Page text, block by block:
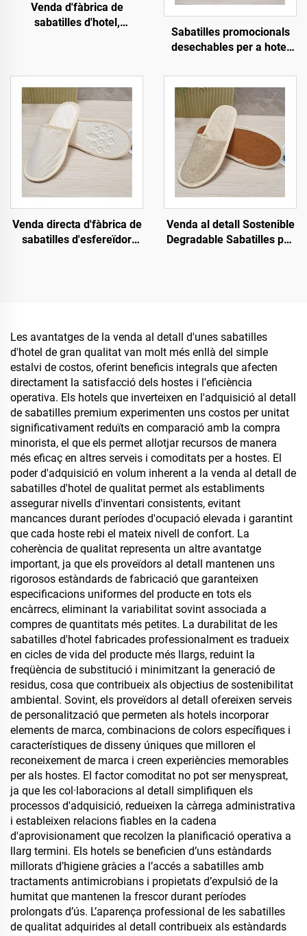
Venda d'fàbrica de
sabatilles d'hotel,
personalitzat
Sabatilles promocionals
desechables per a hotel
por major, sabatilles
d'hotel per a passatgers
de companyies aèries
Venda directa d'fàbrica de
sabatilles d'esfereïdor
Venda al detall Sostenible
Degradable Sabatilles per
Les avantatges de la venda al detall d'unes sabatilles
d'hotel de gran qualitat van molt més enllà del simple
estalvi de costos, oferint beneficis integrals que afecten
directament la satisfacció dels hostes i l'eficiència
operativa. Els hotels que inverteixen en l'adquisició al detall
de sabatilles premium experimenten uns costos per unitat
significativament reduïts en comparació amb la compra
minorista, el que els permet allotjar recursos de manera
més eficaç en altres serveis i comoditats per a hostes. El
poder d'adquisició en volum inherent a la venda al detall de
sabatilles d'hotel de qualitat permet als establiments
assegurar nivells d'inventari consistents, evitant
mancances durant períodes d'ocupació elevada i garantint
que cada hoste rebi el mateix nivell de confort. La
coherència de qualitat representa un altre avantatge
important, ja que els proveïdors al detall mantenen uns
rigorosos estàndards de fabricació que garanteixen
especificacions uniformes del producte en tots els
encàrrecs, eliminant la variabilitat sovint associada a
compres de quantitats més petites. La durabilitat de les
sabatilles d'hotel fabricades professionalment es tradueix
en cicles de vida del producte més llargs, reduint la
freqüència de substitució i minimitzant la generació de
residus, cosa que contribueix als objectius de sostenibilitat
ambiental. Sovint, els proveïdors al detall ofereixen serveis
de personalització que permeten als hotels incorporar
elements de marca, combinacions de colors específiques i
característiques de disseny úniques que milloren el
reconeixement de marca i creen experiències memorables
per als hostes. El factor comoditat no pot ser menyspreat,
ja que les col·laboracions al detall simplifiquen els
processos d'adquisició, redueixen la càrrega administrativa
i estableixen relacions fiables en la cadena
d'aprovisionament que recolzen la planificació operativa a
llarg termini. Els hotels se beneficien d’uns estàndards
millorats d’higiene gràcies a l’accés a sabatilles amb
tractaments antimicrobians i propietats d’expulsió de la
humitat que mantenen la frescor durant períodes
prolongats d’ús. L’aparença professional de les sabatilles
de qualitat adquirides al detall contribueix als estàndards